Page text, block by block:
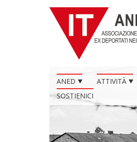
ANED ATTIVITÀ
SOSTIENICI